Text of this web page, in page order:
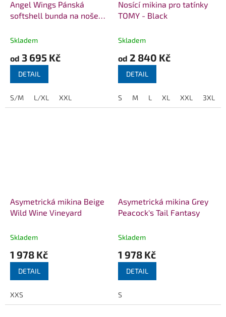
Angel Wings Pánská
softshell bunda na nošení
Skladem
od 3 695 Kč
DETAIL
S/M L/XL XXL
Nosící mikina pro tatínky
TOMY - Black
Skladem
od 2 840 Kč
DETAIL
S M L XL XXL 3XL
Asymetrická mikina Beige
Wild Wine Vineyard
Skladem
1 978 Kč
DETAIL
XXS
Asymetrická mikina Grey
Peacock's Tail Fantasy
Skladem
1 978 Kč
DETAIL
S